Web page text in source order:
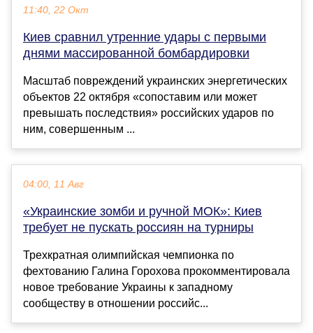
11:40, 22 Окт
Киев сравнил утренние удары с первыми
днями массированной бомбардировки
Масштаб повреждений украинских энергетических
объектов 22 октября «сопоставим или может
превышать последствия» российских ударов по
ним, совершенным ...
04:00, 11 Авг
«Украинские зомби и ручной МОК»: Киев
требует не пускать россиян на турниры
Трехкратная олимпийская чемпионка по
фехтованию Галина Горохова прокомментировала
новое требование Украины к западному
сообществу в отношении российс...